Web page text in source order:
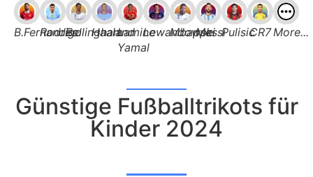
B.Fernandes
RodrigoBellingham
HaalandLamine
Yamal
Lewandowski
Mbappe
MessiPulisicCR7 More...
Günstige Fußballtrikots für
Kinder 2024